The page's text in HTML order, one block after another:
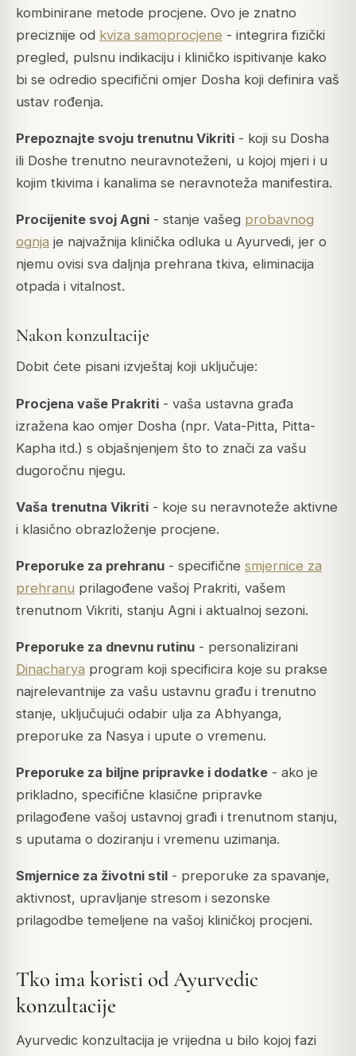
kombinirane metode procjene. Ovo je znatno
preciznije od kviza samoprocjene - integrira fizički
pregled, pulsnu indikaciju i kliničko ispitivanje kako
bi se odredio specifični omjer Dosha koji definira vaš
ustav rođenja.
Prepoznajte svoju trenutnu Vikriti - koji su Dosha
ili Doshe trenutno neuravnoteženi, u kojoj mjeri i u
kojim tkivima i kanalima se neravnoteža manifestira.
Procijenite svoj Agni - stanje vašeg probavnog
ognja je najvažnija klinička odluka u Ayurvedi, jer o
njemu ovisi sva daljnja prehrana tkiva, eliminacija
otpada i vitalnost.
Nakon konzultacije
Dobit ćete pisani izvještaj koji uključuje:
Procjena vaše Prakriti - vaša ustavna građa
izražena kao omjer Dosha (npr. Vata-Pitta, Pitta-
Kapha itd.) s objašnjenjem što to znači za vašu
dugoročnu njegu.
Vaša trenutna Vikriti - koje su neravnoteže aktivne
i klasično obrazloženje procjene.
Preporuke za prehranu - specifične smjernice za
prehranu prilagođene vašoj Prakriti, vašem
trenutnom Vikriti, stanju Agni i aktualnoj sezoni.
Preporuke za dnevnu rutinu - personalizirani
Dinacharya program koji specificira koje su prakse
najrelevantnije za vašu ustavnu građu i trenutno
stanje, uključujući odabir ulja za Abhyanga,
preporuke za Nasya i upute o vremenu.
Preporuke za biljne pripravke i dodatke - ako je
prikladno, specifične klasične pripravke
prilagođene vašoj ustavnoj građi i trenutnom stanju,
s uputama o doziranju i vremenu uzimanja.
Smjernice za životni stil - preporuke za spavanje,
aktivnost, upravljanje stresom i sezonske
prilagodbe temeljene na vašoj kliničkoj procjeni.
Tko ima koristi od Ayurvedic
konzultacije
Ayurvedic konzultacija je vrijedna u bilo kojoj fazi